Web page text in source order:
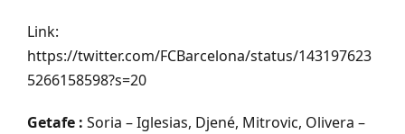
Link:
https://twitter.com/FCBarcelona/status/143197623
5266158598?s=20
Getafe : Soria – Iglesias, Djené, Mitrovic, Olivera –